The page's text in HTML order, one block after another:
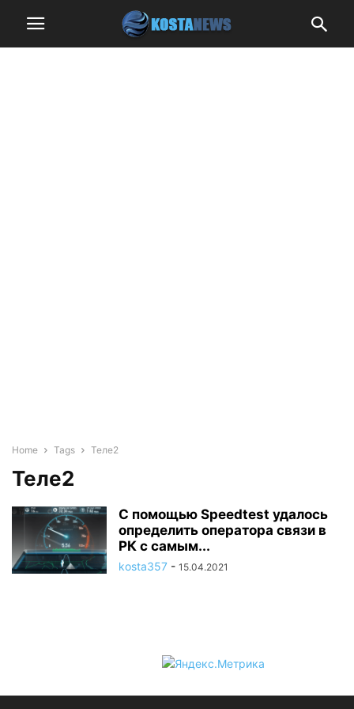
Home Tags Теле2
Теле2
С помощью Speedtest удалось
определить оператора связи в
РК с самым...
kosta357 - 15.04.2021